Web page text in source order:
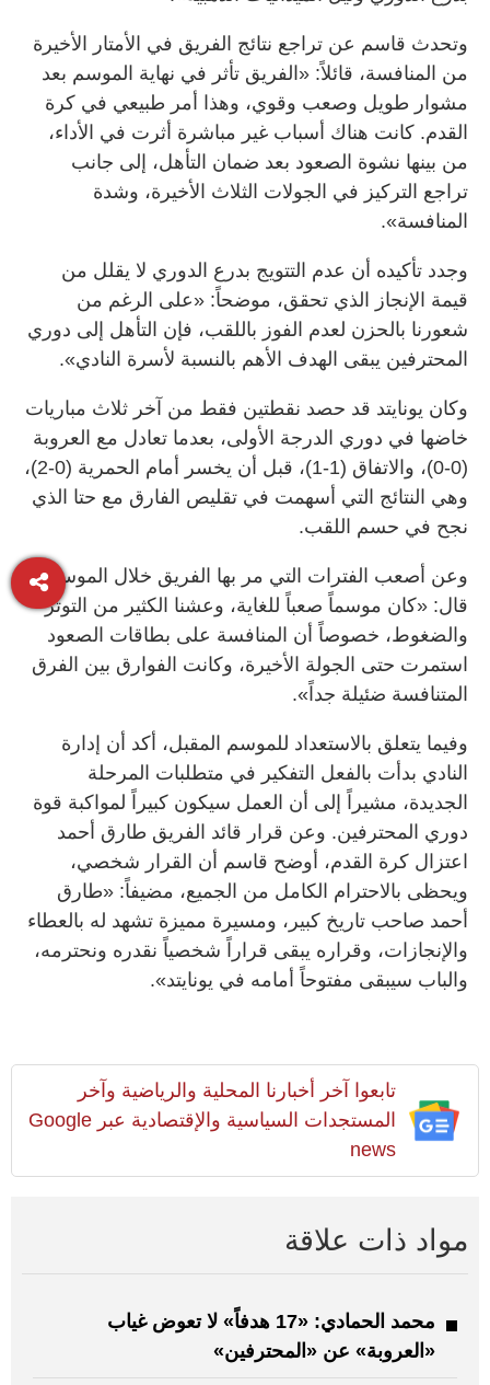
وتحدث قاسم عن تراجع نتائج الفريق في الأمتار الأخيرة
من المنافسة، قائلاً: «الفريق تأثر في نهاية الموسم بعد
مشوار طويل وصعب وقوي، وهذا أمر طبيعي في كرة
القدم. كانت هناك أسباب غير مباشرة أثرت في الأداء،
من بينها نشوة الصعود بعد ضمان التأهل، إلى جانب
تراجع التركيز في الجولات الثلاث الأخيرة، وشدة
المنافسة».
وجدد تأكيده أن عدم التتويج بدرع الدوري لا يقلل من
قيمة الإنجاز الذي تحقق، موضحاً: «على الرغم من
شعورنا بالحزن لعدم الفوز باللقب، فإن التأهل إلى دوري
المحترفين يبقى الهدف الأهم بالنسبة لأسرة النادي».
وكان يونايتد قد حصد نقطتين فقط من آخر ثلاث مباريات
خاضها في دوري الدرجة الأولى، بعدما تعادل مع العروبة
(0-0)، والاتفاق (1-1)، قبل أن يخسر أمام الحمرية (0-2)،
وهي النتائج التي أسهمت في تقليص الفارق مع حتا الذي
نجح في حسم اللقب.
وعن أصعب الفترات التي مر بها الفريق خلال الموسم،
قال: «كان موسماً صعباً للغاية، وعشنا الكثير من التوتر
والضغوط، خصوصاً أن المنافسة على بطاقات الصعود
استمرت حتى الجولة الأخيرة، وكانت الفوارق بين الفرق
المتنافسة ضئيلة جداً».
وفيما يتعلق بالاستعداد للموسم المقبل، أكد أن إدارة
النادي بدأت بالفعل التفكير في متطلبات المرحلة
الجديدة، مشيراً إلى أن العمل سيكون كبيراً لمواكبة قوة
دوري المحترفين. وعن قرار قائد الفريق طارق أحمد
اعتزال كرة القدم، أوضح قاسم أن القرار شخصي،
ويحظى بالاحترام الكامل من الجميع، مضيفاً: «طارق
أحمد صاحب تاريخ كبير، ومسيرة مميزة تشهد له بالعطاء
والإنجازات، وقراره يبقى قراراً شخصياً نقدره ونحترمه،
والباب سيبقى مفتوحاً أمامه في يونايتد».
تابعوا آخر أخبارنا المحلية والرياضية وآخر
المستجدات السياسية والإقتصادية عبر Google
news
مواد ذات علاقة
محمد الحمادي: «17 هدفاً» لا تعوض غياب
«العروبة» عن «المحترفين»